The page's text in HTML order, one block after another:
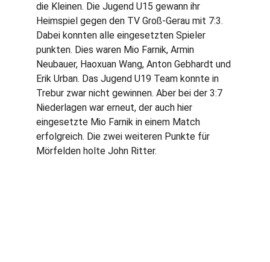
die Kleinen. Die Jugend U15 gewann ihr
Heimspiel gegen den TV Groß-Gerau mit 7:3.
Dabei konnten alle eingesetzten Spieler
punkten. Dies waren Mio Farnik, Armin
Neubauer, Haoxuan Wang, Anton Gebhardt und
Erik Urban. Das Jugend U19 Team konnte in
Trebur zwar nicht gewinnen. Aber bei der 3:7
Niederlagen war erneut, der auch hier
eingesetzte Mio Farnik in einem Match
erfolgreich. Die zwei weiteren Punkte für
Mörfelden holte John Ritter.